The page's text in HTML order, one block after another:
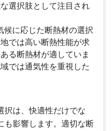
選択肢として注目され
候に応じた断熱材の選択
では高い断熱性能が求
る断熱材が適していま
では通気性を重視した
択は、快適性だけでな
も影響します。適切な断